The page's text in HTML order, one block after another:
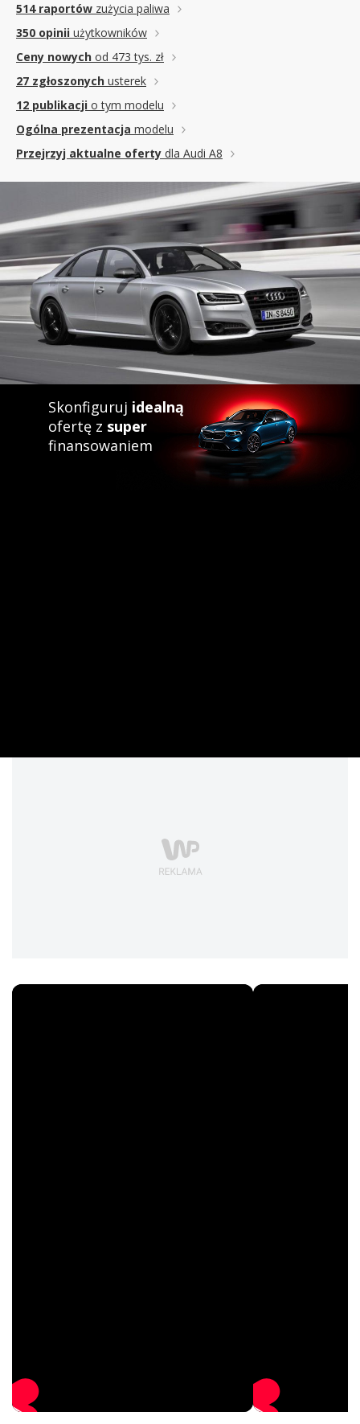
514 raportów zużycia paliwa
350 opinii użytkowników
Ceny nowych od 473 tys. zł
27 zgłoszonych usterek
12 publikacji o tym modelu
Ogólna prezentacja modelu
Przejrzyj aktualne oferty dla Audi A8
Skonfiguruj idealną
ofertę z super
finansowaniem